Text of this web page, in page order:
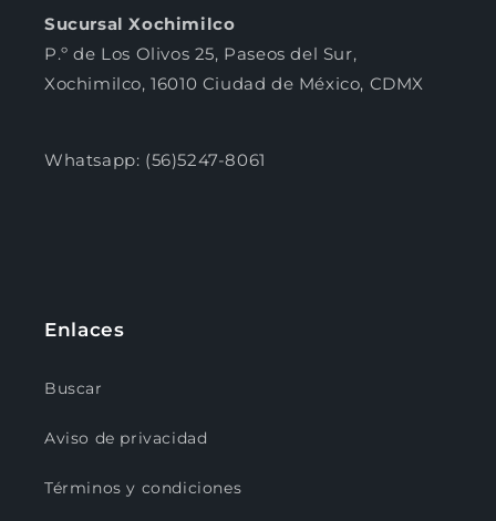
Sucursal Xochimilco
P.º de Los Olivos 25, Paseos del Sur,
Xochimilco, 16010 Ciudad de México, CDMX
Whatsapp: (56)5247-8061
Enlaces
Buscar
Aviso de privacidad
Términos y condiciones